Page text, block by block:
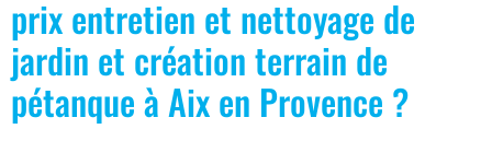
prix entretien et nettoyage de
jardin et création terrain de
pétanque à Aix en Provence ?